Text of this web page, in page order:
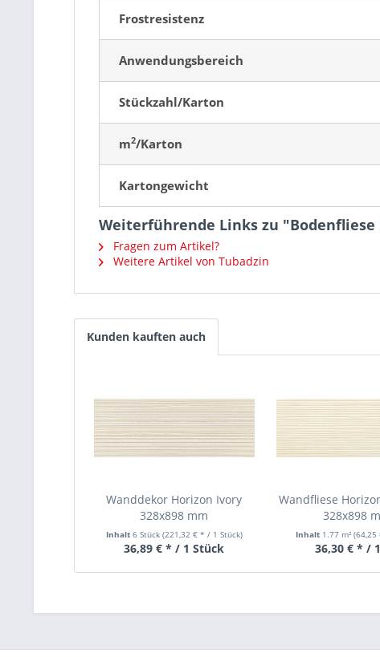
Frostresistenz
Anwendungsbereich
Stückzahl/Karton
m2/Karton
Kartongewicht
Weiterführende Links zu "Bodenfliese
Fragen zum Artikel?
Weitere Artikel von Tubadzin
Kunden kauften auch
Wanddekor Horizon Ivory
328x898 mm
Inhalt 6 Stück (221,32 € * / 1 Stück)
36,89 € * / 1 Stück
Wandfliese
328x898
Inhalt 1.77 m² (64,25
36,30 € * /